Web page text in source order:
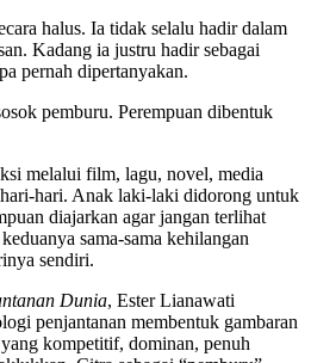
halus. Ia tidak selalu hadir dalam
Kadang ia justru hadir sebagai
pernah dipertanyakan.
pemburu. Perempuan dibentuk
melalui film, lagu, novel, media
hari. Anak laki-laki didorong untuk
diajarkan agar jangan terlihat
sama-sama kehilangan
sendiri.
Dunia, Ester Lianawati
penjantanan membentuk gambaran
kompetitif, dominan, penuh